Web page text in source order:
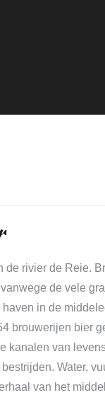
de rivier de Reie.
de vele
in de
brouwerijen bier
kanalen van
Water,
van het